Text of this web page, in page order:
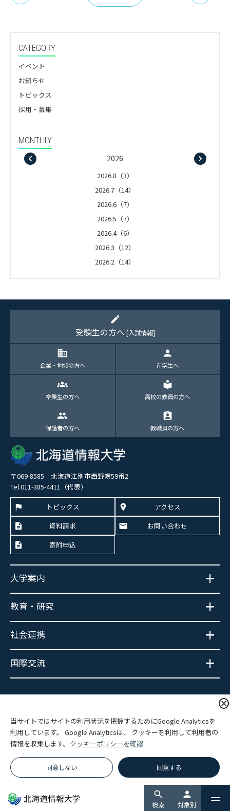
cancel
当サイトではサイトの利用状況を把握するためにGoogle Analyticsを
利用しています。 Google Analyticsは、 クッキーを利用して利用者の
情報を収集します。 クッキーポリシーを確認
同意しない 同意する
search
検索
person
対象別
CATEGORY
イベント
お知らせ
トピックス
採用・募集
MONTHLY
2026
2026.8（3）
2026.7（14）
2026.6（7）
2026.5（7）
2026.4（6）
2026.3（12）
2026.2（14）
2026.1（5）
edit
受験生の方へ [入試情報]
domain
企業・地域の方へ
person
在学生へ
groups
卒業生の方へ
local_library
高校の教員の方へ
group
保護者の方へ
assignment_ind
教職員の方へ
〒069-8585 北海道江別市西野幌59番2
Tel.011-385-4411（代表）
トピックス
アクセス
資料請求
お問い合わせ
寄附申込
大学案内
教育・研究
社会連携
国際交流
プライバシーポリシー
関連リンク
サイトマップ
© Hokkaido Information University.